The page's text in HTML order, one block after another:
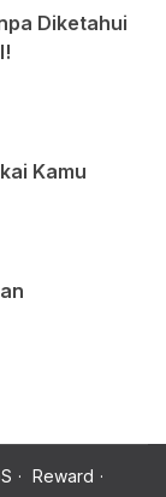
Diketahui
Kamu
Reward